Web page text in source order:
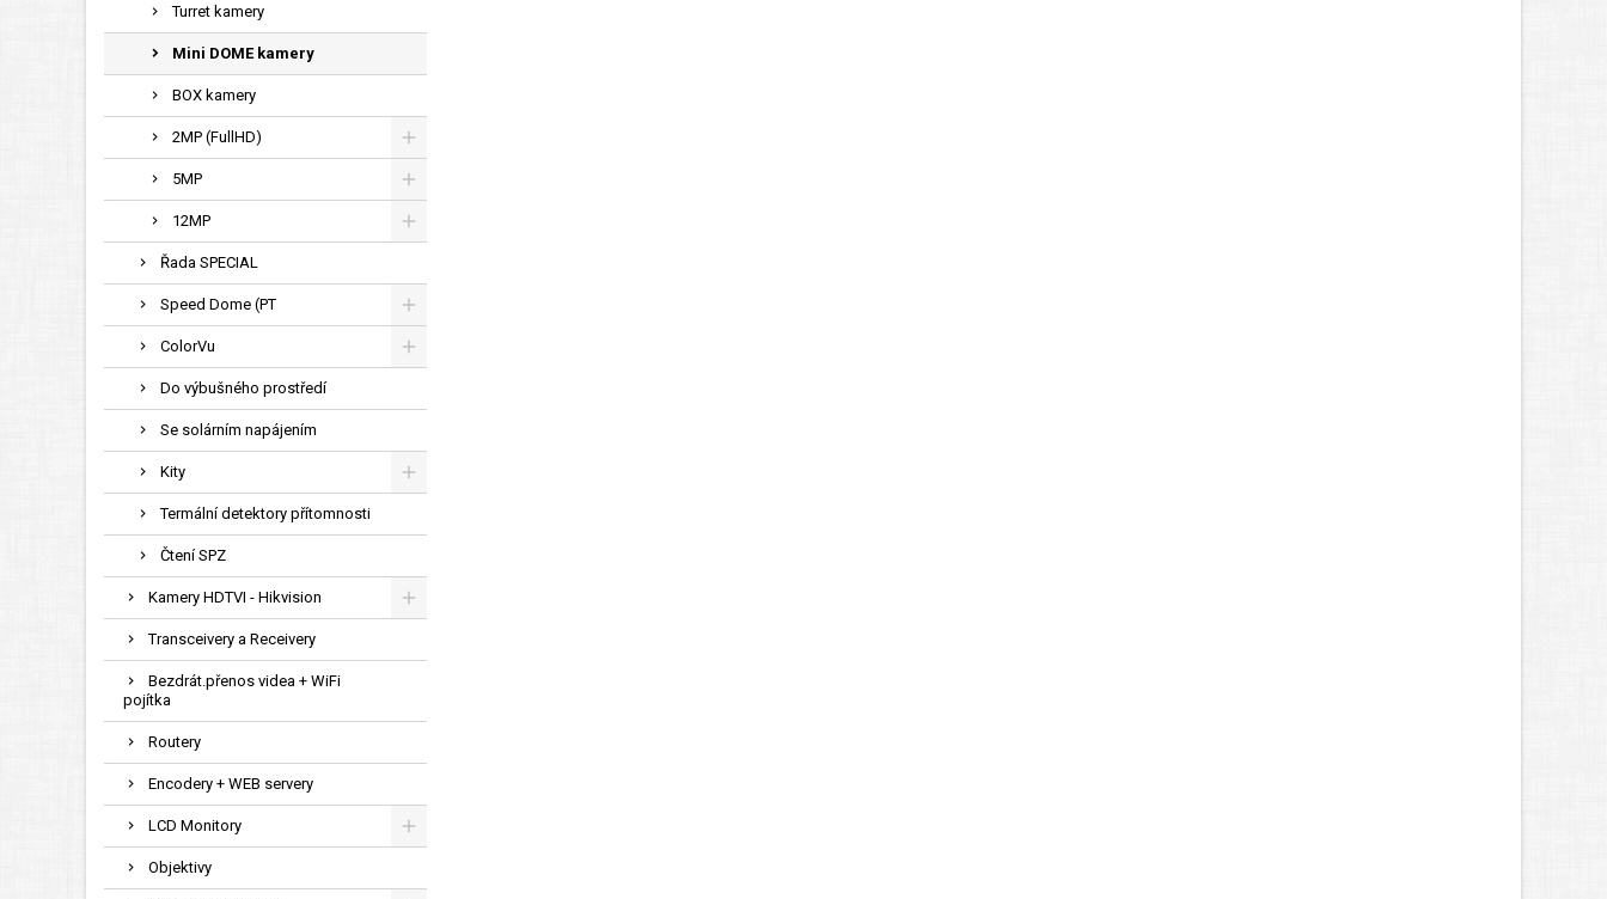
Turret kamery
Mini DOME kamery
BOX kamery
2MP (FullHD)
5MP
12MP
Řada SPECIAL
Speed Dome (PT
ColorVu
Do výbušného prostředí
Se solárním napájením
Kity
Termální detektory přítomnosti
Čtení SPZ
Kamery HDTVI - Hikvision
Transceivery a Receivery
Bezdrát.přenos videa + WiFi
pojítka
Routery
Encodery + WEB servery
LCD Monitory
Objektivy